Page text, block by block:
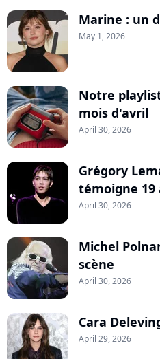
Marine : un
May 1, 2026
Notre
mois d'avril
April 30, 2026
Grégory
témoigne 19
April 30, 2026
Michel
scène
April 30, 2026
Cara
April 29, 2026